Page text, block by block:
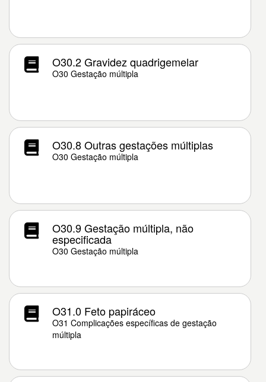
O30.2 Gravidez quadrigemelar
O30 Gestação múltipla
O30.8 Outras gestações múltiplas
O30 Gestação múltipla
O30.9 Gestação múltipla, não
especificada
O30 Gestação múltipla
O31.0 Feto papiráceo
O31 Complicações específicas de gestação
múltipla